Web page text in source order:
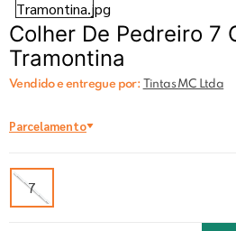
Colher De Pedreiro 7
Tramontina
Vendido e entregue por: Tintas MC Ltda
Parcelamento
7